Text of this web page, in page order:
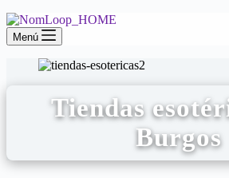
Menú
Tiendas
Burgos